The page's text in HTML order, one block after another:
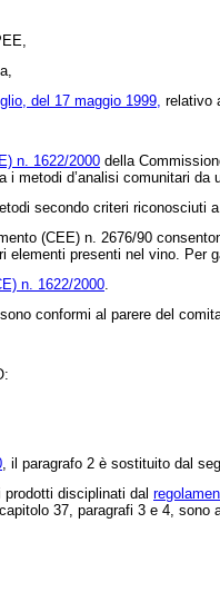
del 17 maggio 1999, relativo
n. 1622/2000 della
i metodi d’analisi comunitari da
secondo criteri
(CEE) n. 2676/90
elementi presenti nel vino.
n. 1622/2000.
conformi al parere del
, il paragrafo 2 è sostituito dal
disciplinati dal
37, paragrafi 3 e 4, sono